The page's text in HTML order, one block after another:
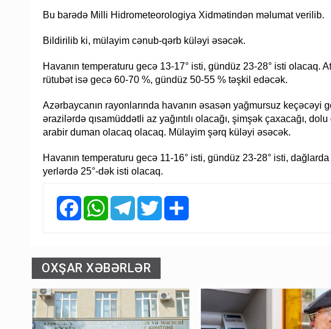
Bu barədə Milli Hidrometeorologiya Xidmətindən məlumat verilib.
Bildirilib ki, mülayim cənub-qərb küləyi əsəcək.
Havanın temperaturu gecə 13-17° isti, gündüz 23-28° isti olacaq.
rütubət isə gecə 60-70 %, gündüz 50-55 % təşkil edəcək.
Azərbaycanın rayonlarında havanın əsasən yağmursuz keçəcəyi
ərazilərdə qısamüddətli az yağıntılı olacağı, şimşək çaxacağı,
arabir duman olacaq olacaq. Mülayim şərq küləyi əsəcək.
Havanın temperaturu gecə 11-16° isti, gündüz 23-28° isti,
yerlərdə 25°-dək isti olacaq.
FacebookWhatsAppTelegramTwitter
OXŞAR XƏBƏRLƏR